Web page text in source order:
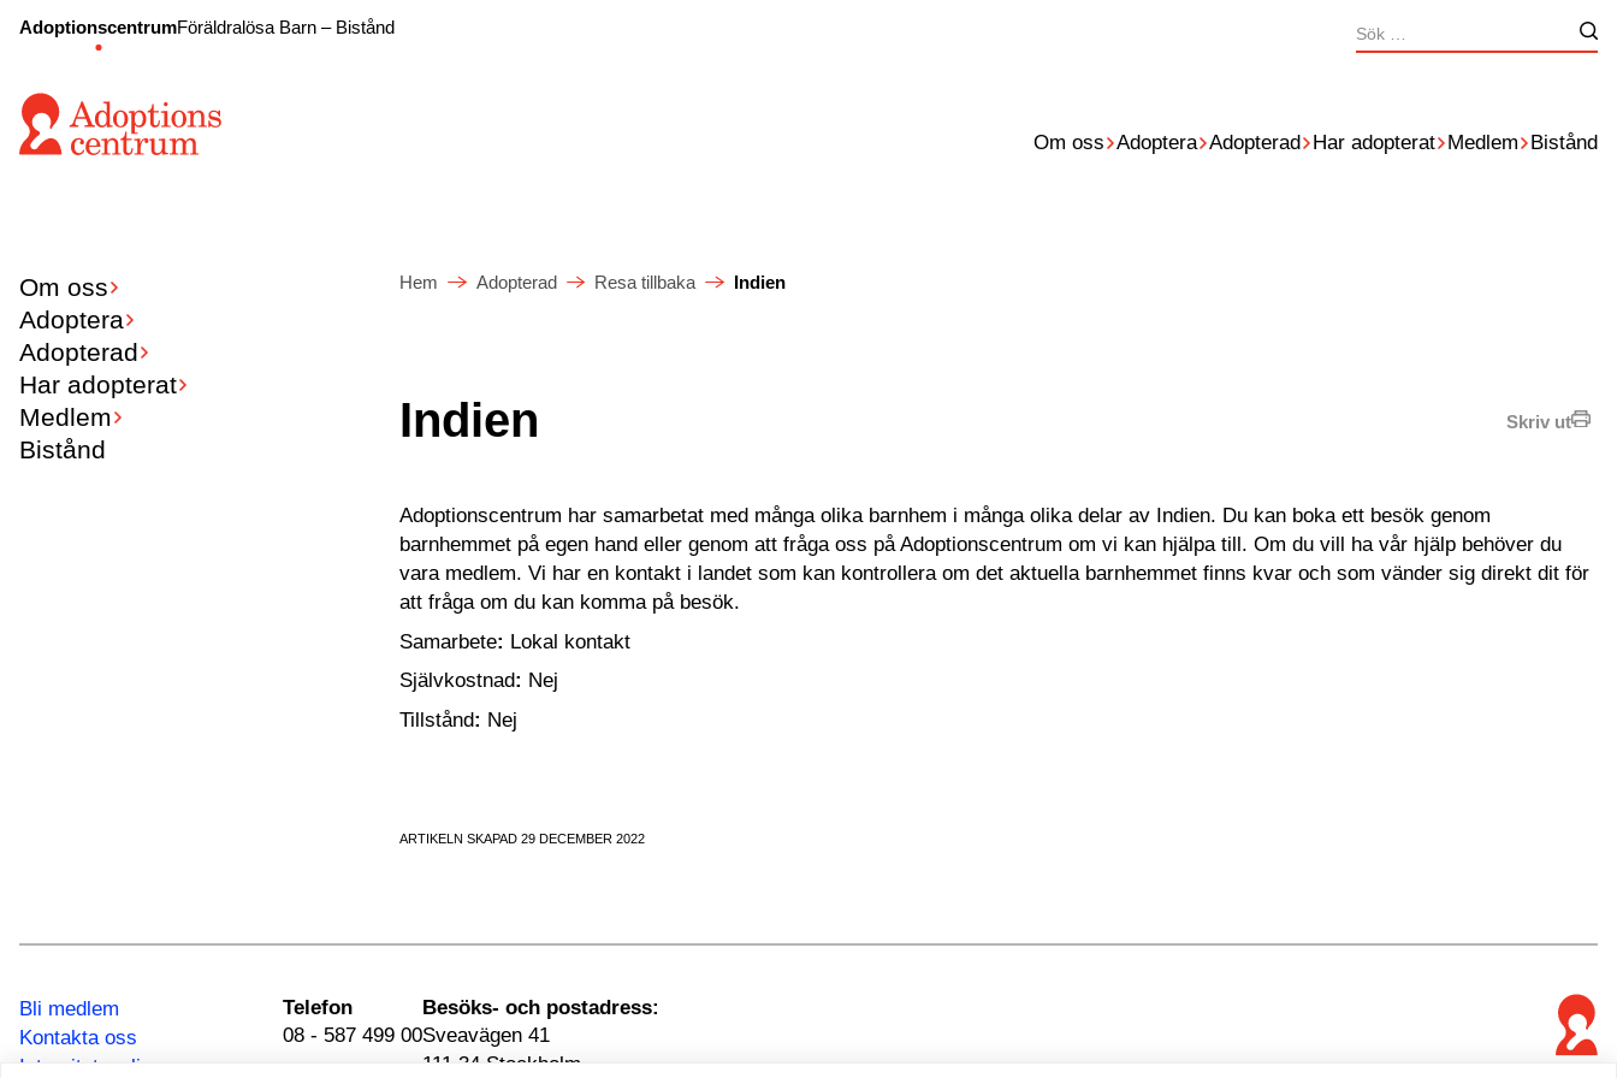
AdoptionscentrumFöräldralösa Barn – Bistånd
Sök
efter:
Om oss Adoptera Adopterad Har adopterat Medlem Bistånd
Om oss
Adoptera
Adopterad
Har adopterat
Medlem
Bistånd
Hem Adopterad Resa tillbaka Indien
Skriv ut
Indien
Adoptionscentrum har samarbetat med många olika barnhem i många olika delar av Indien. Du kan boka ett besök genom
barnhemmet på egen hand eller genom att fråga oss på Adoptionscentrum om vi kan hjälpa till. Om du vill ha vår hjälp behöver du
vara medlem. Vi har en kontakt i landet som kan kontrollera om det aktuella barnhemmet finns kvar och som vänder sig direkt dit för
att fråga om du kan komma på besök.
Samarbete: Lokal kontakt
Självkostnad: Nej
Tillstånd: Nej
ARTIKELN SKAPAD 29 DECEMBER 2022
Bli medlem
Kontakta oss
Integritetspolicy
Telefon
08 - 587 499 00Sveavägen 41
111 34 Stockholm